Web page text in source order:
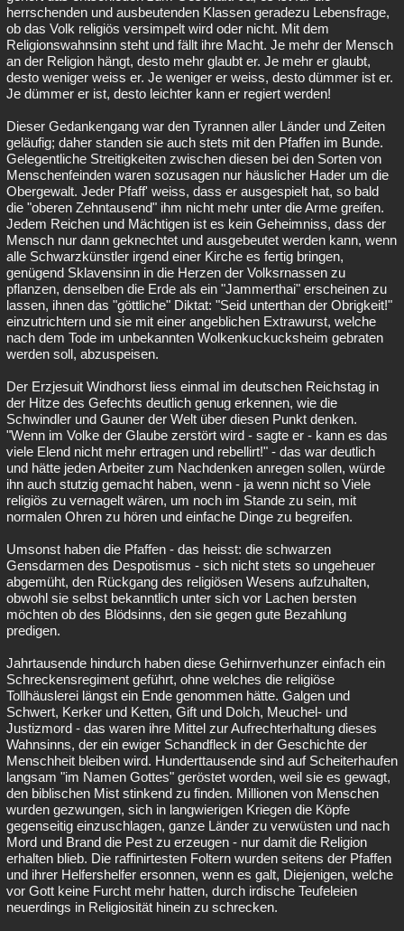
herrschenden und ausbeutenden Klassen geradezu Lebensfrage,
ob das Volk religiös versimpelt wird oder nicht. Mit dem
Religionswahnsinn steht und fällt ihre Macht. Je mehr der Mensch
an der Religion hängt, desto mehr glaubt er. Je mehr er glaubt,
desto weniger weiss er. Je weniger er weiss, desto dümmer ist er.
Je dümmer er ist, desto leichter kann er regiert werden!
Dieser Gedankengang war den Tyrannen aller Länder und Zeiten
geläufig; daher standen sie auch stets mit den Pfaffen im Bunde.
Gelegentliche Streitigkeiten zwischen diesen bei den Sorten von
Menschenfeinden waren sozusagen nur häuslicher Hader um die
Obergewalt. Jeder Pfaff' weiss, dass er ausgespielt hat, so bald
die "oberen Zehntausend" ihm nicht mehr unter die Arme greifen.
Jedem Reichen und Mächtigen ist es kein Geheimniss, dass der
Mensch nur dann geknechtet und ausgebeutet werden kann, wenn
alle Schwarzkünstler irgend einer Kirche es fertig bringen,
genügend Sklavensinn in die Herzen der Volksrnassen zu
pflanzen, denselben die Erde als ein "Jammerthai" erscheinen zu
lassen, ihnen das "göttliche" Diktat: "Seid unterthan der Obrigkeit!"
einzutrichtern und sie mit einer angeblichen Extrawurst, welche
nach dem Tode im unbekannten Wolkenkuckucksheim gebraten
werden soll, abzuspeisen.
Der Erzjesuit Windhorst liess einmal im deutschen Reichstag in
der Hitze des Gefechts deutlich genug erkennen, wie die
Schwindler und Gauner der Welt über diesen Punkt denken.
"Wenn im Volke der Glaube zerstört wird - sagte er - kann es das
viele Elend nicht mehr ertragen und rebellirt!" - das war deutlich
und hätte jeden Arbeiter zum Nachdenken anregen sollen, würde
ihn auch stutzig gemacht haben, wenn - ja wenn nicht so Viele
religiös zu vernagelt wären, um noch im Stande zu sein, mit
normalen Ohren zu hören und einfache Dinge zu begreifen.
Umsonst haben die Pfaffen - das heisst: die schwarzen
Gensdarmen des Despotismus - sich nicht stets so ungeheuer
abgemüht, den Rückgang des religiösen Wesens aufzuhalten,
obwohl sie selbst bekanntlich unter sich vor Lachen bersten
möchten ob des Blödsinns, den sie gegen gute Bezahlung
predigen.
Jahrtausende hindurch haben diese Gehirnverhunzer einfach ein
Schreckensregiment geführt, ohne welches die religiöse
Tollhäuslerei längst ein Ende genommen hätte. Galgen und
Schwert, Kerker und Ketten, Gift und Dolch, Meuchel- und
Justizmord - das waren ihre Mittel zur Aufrechterhaltung dieses
Wahnsinns, der ein ewiger Schandfleck in der Geschichte der
Menschheit bleiben wird. Hunderttausende sind auf Scheiterhaufen
langsam "im Namen Gottes" geröstet worden, weil sie es gewagt,
den biblischen Mist stinkend zu finden. Millionen von Menschen
wurden gezwungen, sich in langwierigen Kriegen die Köpfe
gegenseitig einzuschlagen, ganze Länder zu verwüsten und nach
Mord und Brand die Pest zu erzeugen - nur damit die Religion
erhalten blieb. Die raffinirtesten Foltern wurden seitens der Pfaffen
und ihrer Helfershelfer ersonnen, wenn es galt, Diejenigen, welche
vor Gott keine Furcht mehr hatten, durch irdische Teufeleien
neuerdings in Religiosität hinein zu schrecken.